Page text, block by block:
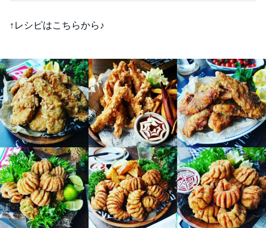
↑レシピはこちらから♪